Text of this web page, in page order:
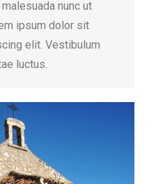
nunc ut
ipsum dolor sit
elit. Vestibulum
luctus.